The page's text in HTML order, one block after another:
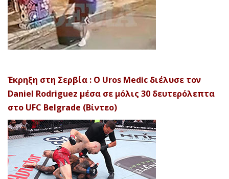
Έκρηξη στη Σερβία : Ο Uros Medic διέλυσε τον
Daniel Rodriguez μέσα σε μόλις 30 δευτερόλεπτα
στο UFC Belgrade (Βίντεο)